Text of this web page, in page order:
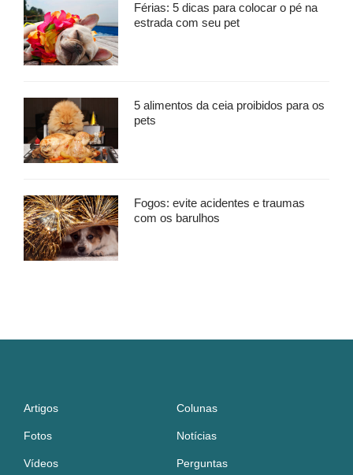
Férias: 5 dicas para colocar o pé na
estrada com seu pet
5 alimentos da ceia proibidos para os
pets
Fogos: evite acidentes e traumas
com os barulhos
Artigos Colunas
Fotos Notícias
Vídeos Perguntas